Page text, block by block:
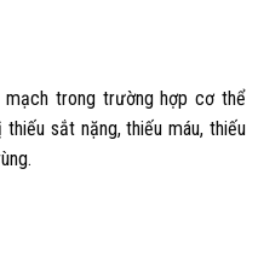
trong trường hợp cơ thể
sắt nặng, thiếu máu, thiếu